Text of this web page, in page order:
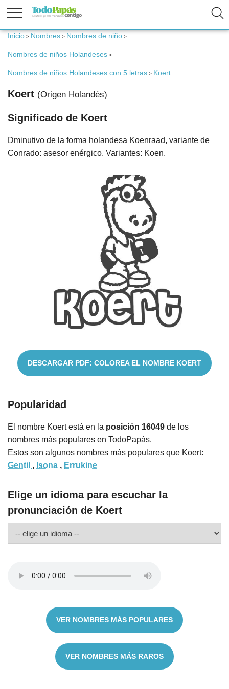
Fertilidad
Embarazo
Bebé
Padres
Inicio > Nombres > Nombres de niño >
Nombres de niños Holandeses >
Nombres de niños Holandeses con 5 letras > Koert
Koert (Origen Holandés)
Significado de Koert
Dminutivo de la forma holandesa Koenraad, variante de
Conrado: asesor enérgico. Variantes: Koen.
DESCARGAR PDF: COLOREA EL NOMBRE KOERT
Popularidad
El nombre Koert está en la posición 16049 de los
nombres más populares en TodoPapás.
Estos son algunos nombres más populares que Koert:
Gentil , Isona , Errukine
Elige un idioma para escuchar la
pronunciación de Koert
VER NOMBRES MÁS POPULARES
VER NOMBRES MÁS RAROS